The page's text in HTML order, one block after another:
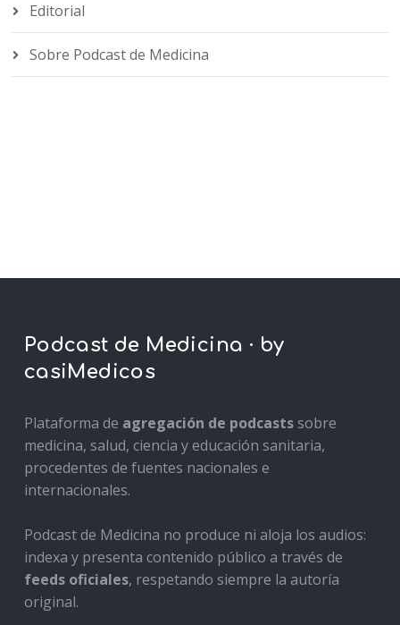
Editorial
Sobre Podcast de Medicina
Podcast de Medicina · by
casiMedicos
Plataforma de agregación de podcastssobre
medicina, salud, ciencia y educación sanitaria,
procedentes de fuentes nacionales e
internacionales.
Podcast de Medicina no produce ni aloja los audios:
indexa y presenta contenido público a través de
feeds oficiales, respetando siempre la autoría
original.